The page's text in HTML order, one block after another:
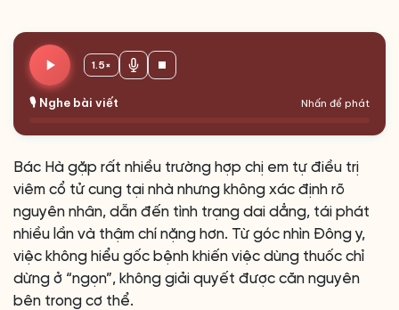
🎙️ Nghe bài viết Nhấn để phát
1.5×
Bác Hà gặp rất nhiều trường hợp chị em tự điều trị
viêm cổ tử cung tại nhà nhưng không xác định rõ
nguyên nhân, dẫn đến tình trạng dai dẳng, tái phát
nhiều lần và thậm chí nặng hơn. Từ góc nhìn Đông y,
việc không hiểu gốc bệnh khiến việc dùng thuốc chỉ
dừng ở “ngọn”, không giải quyết được căn nguyên
bên trong cơ thể.